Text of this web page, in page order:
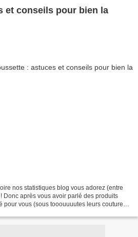
et conseils pour bien la
nos statistiques blog vous adorez (entre
Donc après vous avoir parlé des produits
vous (sous tooouuuutes leurs coutures